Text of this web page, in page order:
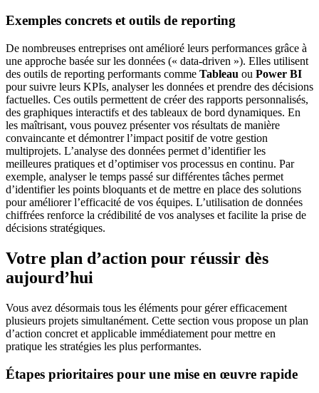
Exemples concrets et outils de reporting
De nombreuses entreprises ont amélioré leurs performances grâce à
une approche basée sur les données (« data-driven »). Elles utilisent
des outils de reporting performants comme Tableau ou Power BI
pour suivre leurs KPIs, analyser les données et prendre des décisions
factuelles. Ces outils permettent de créer des rapports personnalisés,
des graphiques interactifs et des tableaux de bord dynamiques. En
les maîtrisant, vous pouvez présenter vos résultats de manière
convaincante et démontrer l’impact positif de votre gestion
multiprojets. L’analyse des données permet d’identifier les
meilleures pratiques et d’optimiser vos processus en continu. Par
exemple, analyser le temps passé sur différentes tâches permet
d’identifier les points bloquants et de mettre en place des solutions
pour améliorer l’efficacité de vos équipes. L’utilisation de données
chiffrées renforce la crédibilité de vos analyses et facilite la prise de
décisions stratégiques.
Votre plan d’action pour réussir dès
aujourd’hui
Vous avez désormais tous les éléments pour gérer efficacement
plusieurs projets simultanément. Cette section vous propose un plan
d’action concret et applicable immédiatement pour mettre en
pratique les stratégies les plus performantes.
Étapes prioritaires pour une mise en œuvre rapide